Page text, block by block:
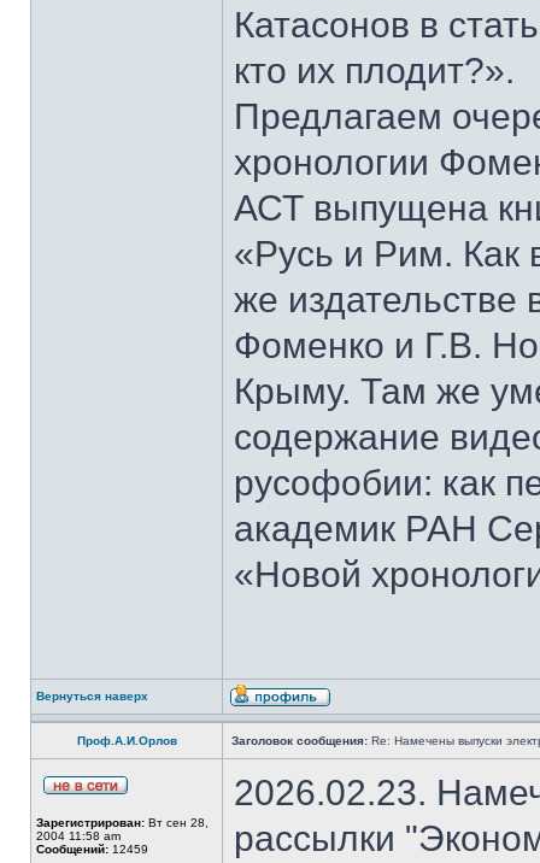
Катасонов в
кто их плодит?».
Предлагаем
хронологии
АСТ выпущена
«Русь и Рим. Как
же издательстве
Фоменко и Г.В.
Крыму. Там же
содержание
русофобии: как
академик РАН
«Новой
Вернуться наверх
Проф.А.И.Орлов Заголовок сообщения: Re: Намечены выпуски
Зарегистрирован: Вт сен 28,
2004 11:58 am
Сообщений: 12459
2026.02.23.
рассылки